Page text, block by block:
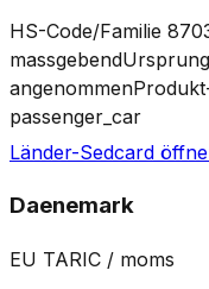
HS-Code/Familie
massgebend
angenommen
passenger_car
Länder-Sedcard
Daenemark
EU TARIC / moms